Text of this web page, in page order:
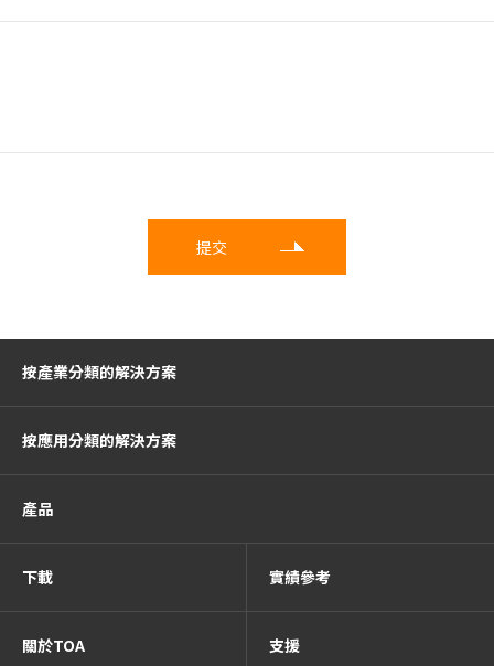
按產業分類的解決方案
按應用分類的解決方案
產品
下載 實績參考
關於TOA 支援